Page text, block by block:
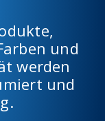
und
werden
und